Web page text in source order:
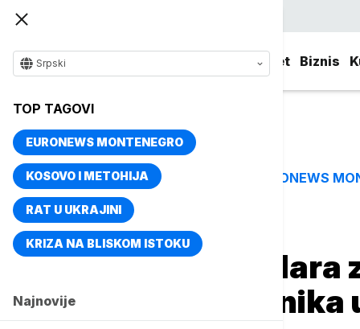
Svet Biznis
Srpski
TOP TAGOVI
EURONEWS MONTENEGRO
KOSOVO I METOHIJA
RAT U UKRAJINI
KRIZA NA BLISKOM ISTOKU
Najnovije
TOP TAGOVI EURONEWS
Naslovna Svet
Najmanje 12 rudara
urušavanja rudnika